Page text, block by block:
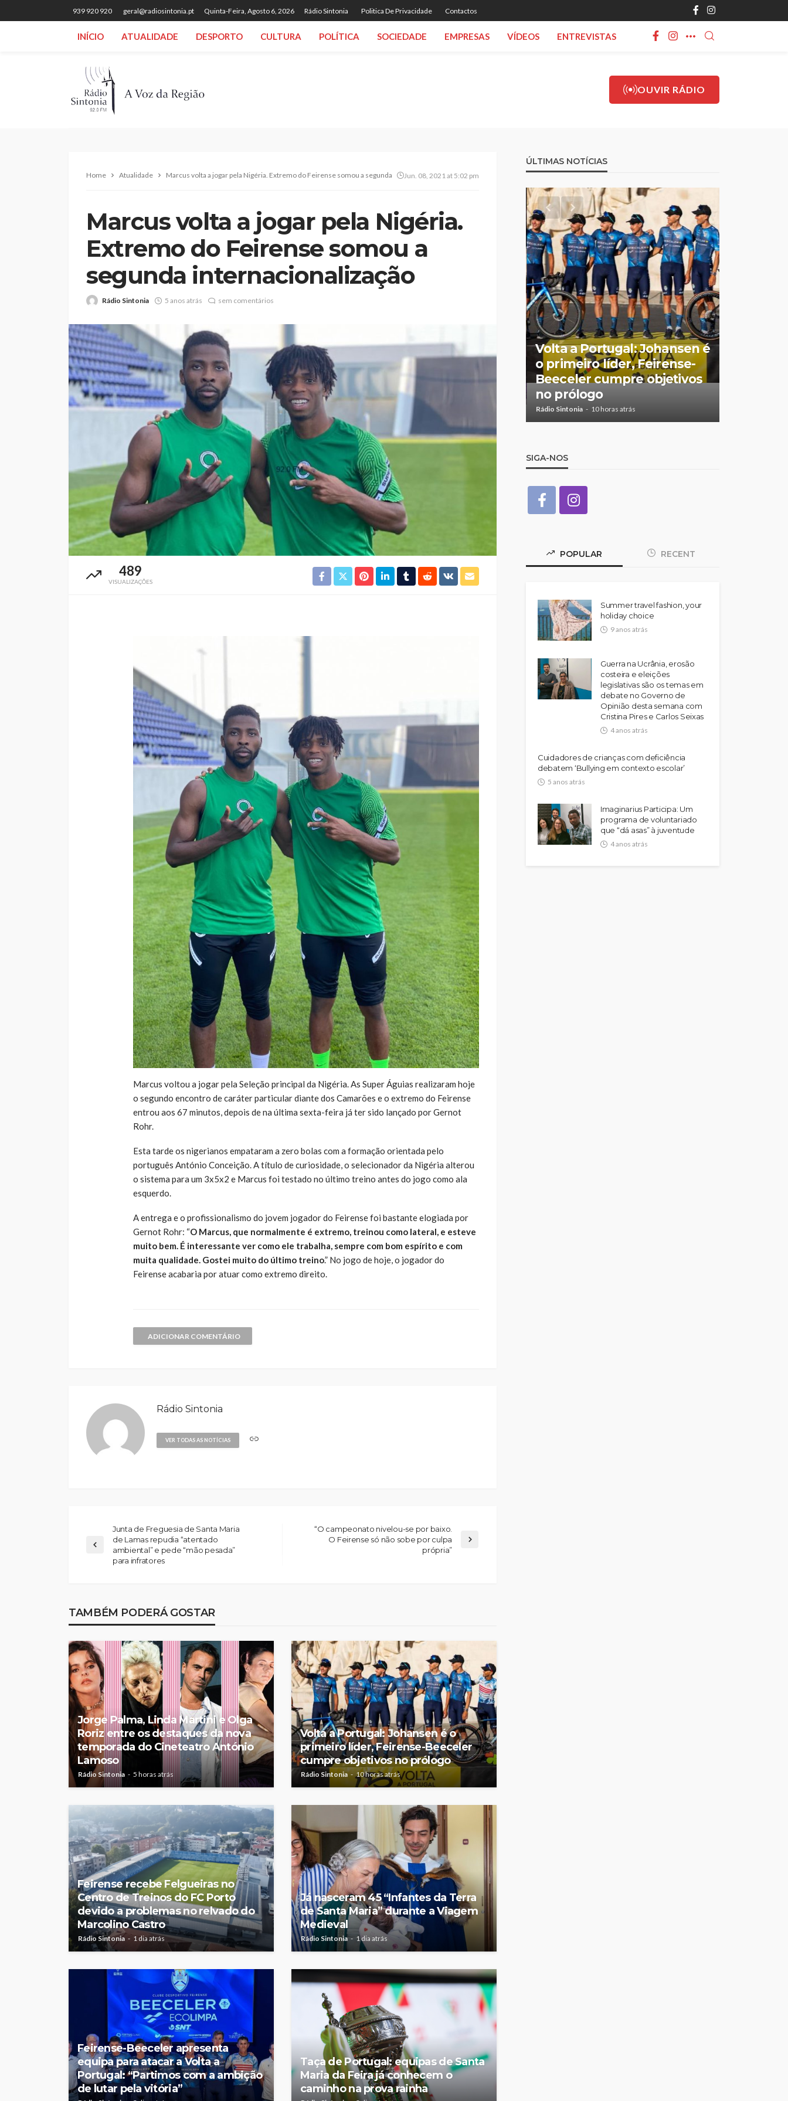
939 920 920 geral@radiosintonia.pt Quinta-Feira, Agosto 6, 2026 Rádio Sintonia Politica De Privacidade Contactos
INÍCIO ATUALIDADE DESPORTO CULTURA POLÍTICA SOCIEDADE EMPRESAS VÍDEOS ENTREVISTAS
OUVIR RÁDIO
Home Atualidade Marcus volta a jogar pela Nigéria. Extremo do Feirense somou a segunda internacionalização
Jun. 08, 2021 at 5:02 pm
Marcus volta a jogar pela Nigéria.
Extremo do Feirense somou a
segunda internacionalização
Rádio Sintonia 5 anos atrás sem comentários
489
VISUALIZAÇÕES
Marcus voltou a jogar pela Seleção principal da Nigéria. As Super Águias realizaram hoje
o segundo encontro de caráter particular diante dos Camarões e o extremo do Feirense
entrou aos 67 minutos, depois de na última sexta-feira já ter sido lançado por Gernot
Rohr.
Esta tarde os nigerianos empataram a zero bolas com a formação orientada pelo
português António Conceição. A título de curiosidade, o selecionador da Nigéria alterou
o sistema para um 3x5x2 e Marcus foi testado no último treino antes do jogo como ala
esquerdo.
A entrega e o profissionalismo do jovem jogador do Feirense foi bastante elogiada por
Gernot Rohr: “O Marcus, que normalmente é extremo, treinou como lateral, e esteve
muito bem. É interessante ver como ele trabalha, sempre com bom espírito e com
muita qualidade. Gostei muito do último treino.” No jogo de hoje, o jogador do
Feirense acabaria por atuar como extremo direito.
ADICIONAR COMENTÁRIO
Rádio Sintonia
VER TODAS AS NOTÍCIAS
Junta de Freguesia de Santa Maria
de Lamas repudia “atentado
ambiental” e pede “mão pesada”
para infratores
“O campeonato nivelou-se por baixo.
O Feirense só não sobe por culpa
própria”
TAMBÉM PODERÁ GOSTAR
Jorge Palma, Linda Martini e Olga
Roriz entre os destaques da nova
temporada do Cineteatro António
Lamoso
Rádio Sintonia 5 horas atrás
Volta a Portugal: Johansen é o
primeiro líder, Feirense-Beeceler
cumpre objetivos no prólogo
Rádio Sintonia 10 horas atrás
Feirense recebe Felgueiras no
Centro de Treinos do FC Porto
devido a problemas no relvado do
Marcolino Castro
Rádio Sintonia 1 dia atrás
Já nasceram 45 “Infantes da Terra
de Santa Maria” durante a Viagem
Medieval
Rádio Sintonia 1 dia atrás
Feirense-Beeceler apresenta
equipa para atacar a Volta a
Portugal: “Partimos com a ambição
de lutar pela vitória”
Taça de Portugal: equipas de Santa
Maria da Feira já conhecem o
caminho na prova rainha
ÚLTIMAS NOTÍCIAS
Já nasceram 45 “Infantes da
Terra de Santa Maria”
durante a Viagem Medieval
Rádio Sintonia 1 dia atrás
Olga Roriz entre os
destaques da nova
temporada do Cineteatro
António Lamoso
5 horas atrás
Volta a Portugal: Johansen é
o primeiro líder, Feirense-
Beeceler cumpre objetivos
no prólogo
Rádio Sintonia 10 horas atrás
SIGA-NOS
POPULAR RECENT
Summer travel fashion, your
holiday choice
9 anos atrás
Guerra na Ucrânia, erosão
costeira e eleições
legislativas são os temas em
debate no Governo de
Opinião desta semana com
Cristina Pires e Carlos Seixas
4 anos atrás
Cuidadores de crianças com deficiência
debatem ‘Bullying em contexto escolar’
5 anos atrás
Imaginarius Participa: Um
programa de voluntariado
que “dá asas” à juventude
4 anos atrás